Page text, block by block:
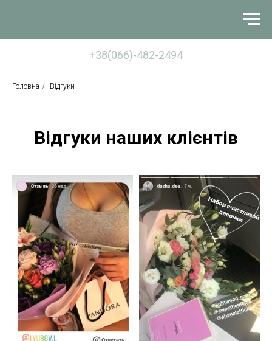
+38(066)-482-2494
Головна / Відгуки
Відгуки наших клієнтів